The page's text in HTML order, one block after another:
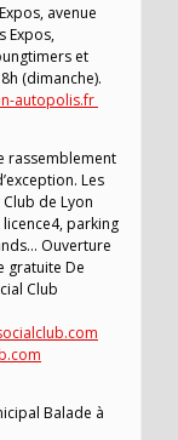
avenue
Expos,
et
(dimanche).
autopolis.fr
rassemblement
Les
de Lyon
parking
Ouverture
gratuite De
Club
Balade à